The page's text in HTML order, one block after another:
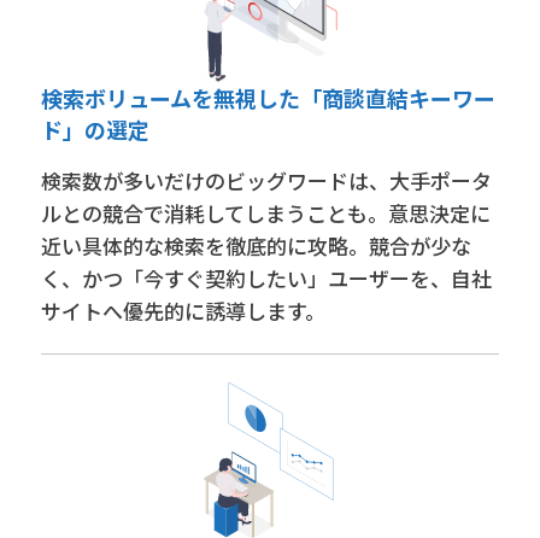
検索ボリュームを無視した「商談直結キーワー
ド」の選定
検索数が多いだけのビッグワードは、大手ポータ
ルとの競合で消耗してしまうことも。意思決定に
近い具体的な検索を徹底的に攻略。競合が少な
く、かつ「今すぐ契約したい」ユーザーを、自社
サイトへ優先的に誘導します。